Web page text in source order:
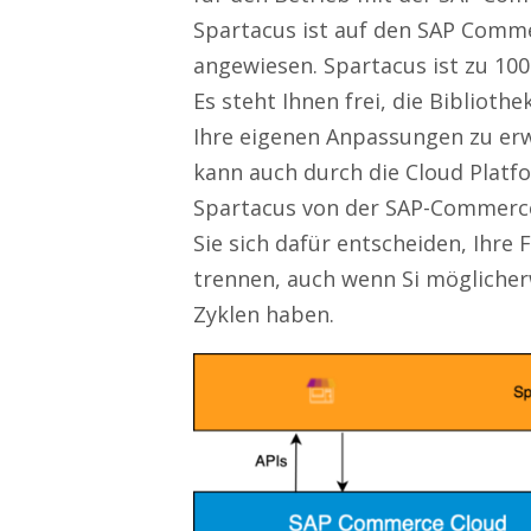
Spartacus ist auf den SAP
angewiesen. Spartacus ist zu
Es steht Ihnen frei, die
Ihre eigenen Anpassungen zu
kann auch durch die Cloud
Spartacus von der SAP-
Sie sich dafür entscheiden, Ihre
trennen, auch wenn Si
Zyklen haben.